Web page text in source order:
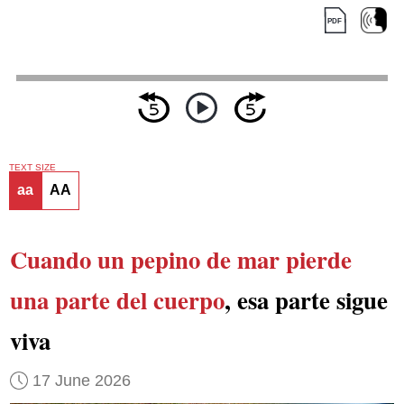
TEXT SIZE
aa AA
Cuando un pepino de mar pierde
una parte del cuerpo, esa parte sigue
viva
17 June 2026